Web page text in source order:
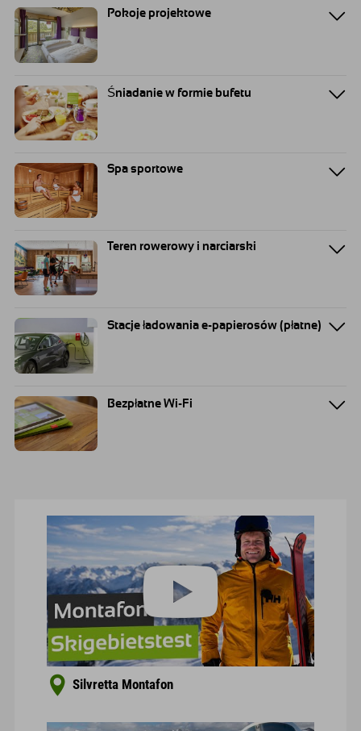
Pokoje projektowe
Śniadanie w formie bufetu
Spa sportowe
Teren rowerowy i narciarski
Stacje ładowania e-papierosów (płatne)
Bezpłatne Wi-Fi
Silvretta Montafon